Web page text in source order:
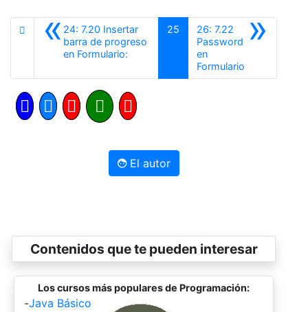
«24: 7.20 Insertar
barra de progreso
en Formulario:
25 »
26: 7.22
Password
en
Formulario
El autor
Contenidos que te pueden interesar
Los cursos más populares de Programación:
-Java Básico